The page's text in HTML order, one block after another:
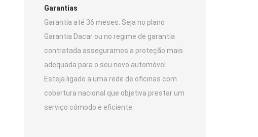
Garantias
Garantia até 36 meses. Seja no plano
Garantia Dacar ou no regime de garantia
contratada asseguramos a proteção mais
adequada para o seu novo automóvel.
Esteja ligado a uma rede de oficinas com
cobertura nacional que objetiva prestar um
serviço cómodo e eficiente.